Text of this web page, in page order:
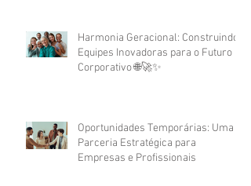
Harmonia Geracional: Construindo
Equipes Inovadoras para o Futuro
Corporativo 🌐🚀✨
Oportunidades Temporárias: Uma
Parceria Estratégica para
Empresas e Profissionais